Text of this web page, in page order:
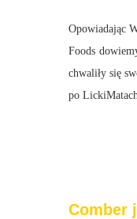
Opowiadając
Foods
chwaliły się
po
Comber